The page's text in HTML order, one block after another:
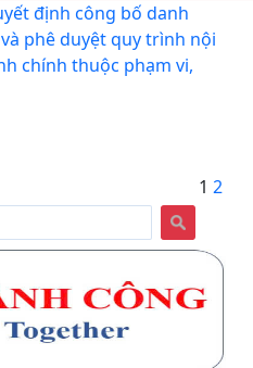
định công bố danh
phê duyệt quy trình nội
chính thuộc phạm vi,
1 2